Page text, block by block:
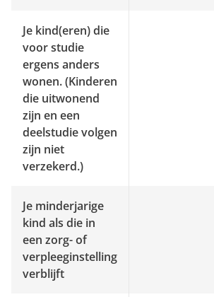
Je kind(eren) die
voor studie
ergens anders
wonen. (Kinderen
die uitwonend
zijn en een
deelstudie volgen
zijn niet
verzekerd.)
Je minderjarige
kind als die in
een zorg- of
verpleeginstelling
verblijft